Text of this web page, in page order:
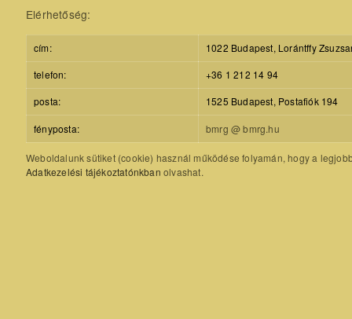
Elérhetőség:
cím:
1022 Budapest, Lorántffy
telefon:
+36 1 212 14 94
posta:
1525 Budapest, Postafiók 194
fényposta: bmrg @ bmrg.hu
Weboldalunk sütiket (cookie) használ működése folyamán, hogy a
Adatkezelési tájékoztatónkban olvashat.